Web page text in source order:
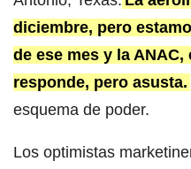
diciembre, pero
de ese mes y la
responde, pero asusta.
esquema de poder.
Los optimistas